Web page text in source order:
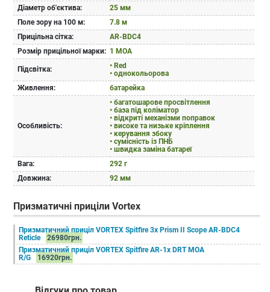
Діаметр об'єктива:
25 мм
Поле зору на 100 м:
7.8 м
Прицільна сітка:
AR-BDC4
Розмір прицільної марки: 1 МОА
Підсвітка:
• Red
• однокольорова
Живлення:
батарейка
Особливість:
• багатошарове просвітлення
• база під коліматор
• відкриті механізми поправок
• високе та низьке кріплення
• керування збоку
• сумісність із ПНБ
• швидка заміна батареї
Вага:
292 г
Довжина:
92 мм
Призматичні приціли Vortex
Призматичний приціл VORTEX Spitfire 3x Prism II Scope AR-BDC4
Reticle
26980грн.
Призматичний приціл VORTEX Spitfire AR-1x DRT MOA
R/G
16920грн.